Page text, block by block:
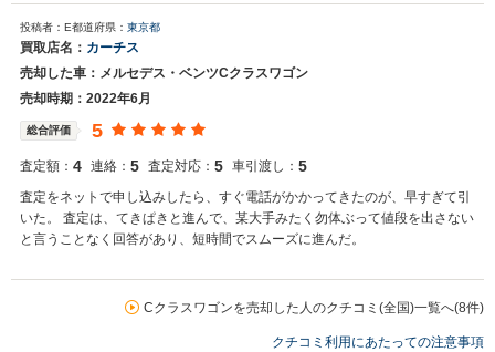
投稿者：E都道府県： 東京都
買取店名： カーチス
売却した車：メルセデス・ベンツCクラスワゴン
売却時期：2022年6月
総合評価 5
査定額： 4 連絡： 5 査定対応： 5 車引渡し： 5
査定をネットで申し込みしたら、すぐ電話がかかってきたのが、早すぎて引
いた。 査定は、てきぱきと進んで、某大手みたく勿体ぶって値段を出さない
と言うことなく回答があり、短時間でスムーズに進んだ。
Cクラスワゴンを売却した人のクチコミ(全国)一覧へ(8件)
クチコミ利用にあたっての注意事項